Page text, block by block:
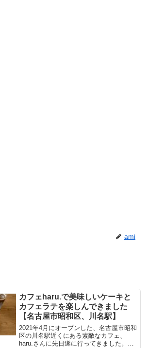
ami
カフェharu.で美味しいケーキと
カフェラテを楽しんできました
【名古屋市昭和区、川名駅】
2021年4月にオープンした、名古屋市昭和
区の川名駅近くにある素敵なカフェ、
haru.さんに先日遂に行ってきました。